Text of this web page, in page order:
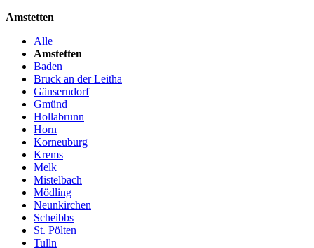
Amstetten
Alle
Amstetten
Baden
Bruck an der Leitha
Gänserndorf
Gmünd
Hollabrunn
Horn
Korneuburg
Krems
Melk
Mistelbach
Mödling
Neunkirchen
Scheibbs
St. Pölten
Tulln